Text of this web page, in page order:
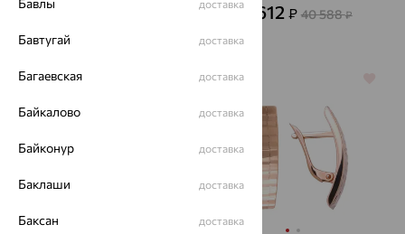
14 612 ₽ 40 588₽
64% 64%
Бавлы доставка
Бавтугай доставка
Багаевская доставка
Байкалово доставка
Байконур доставка
Баклаши доставка
Баксан доставка